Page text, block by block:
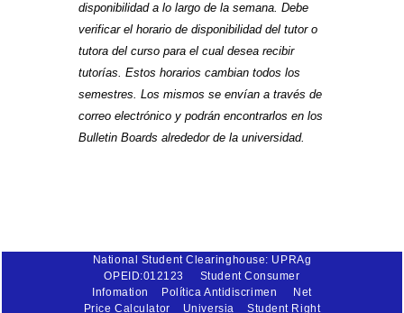
disponibilidad a lo largo de la semana. Debe
verificar el horario de disponibilidad del tutor o
tutora del curso para el cual desea recibir
tutorías. Estos horarios cambian todos los
semestres. Los mismos se envían a través de
correo electrónico y podrán encontrarlos en los
Bulletin Boards alrededor de la universidad.
National Student Clearinghouse: UPRAg
OPEID:012123
Student Consumer
Infomation
Política Antidiscrimen
Net
Price Calculator
Universia Student Right